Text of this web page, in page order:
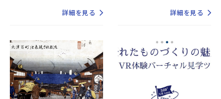
詳細を見る 詳細を見る